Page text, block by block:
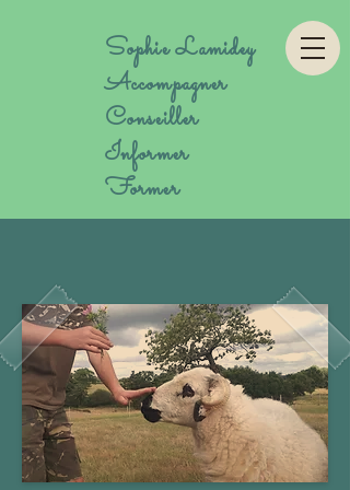
Sophie Lamidey
Accompagner
Conseiller
Informer
Former